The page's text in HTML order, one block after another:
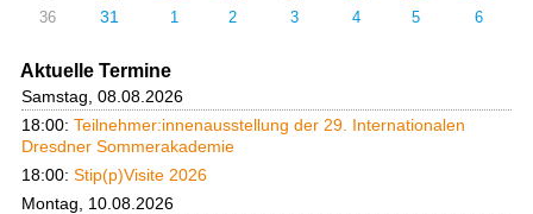
36 31 1 2 3 4 5 6
Aktuelle Termine
Samstag, 08.08.2026
18:00: Teilnehmer:innenausstellung der 29. Internationalen
Dresdner Sommerakademie
18:00: Stip(p)Visite 2026
Montag, 10.08.2026